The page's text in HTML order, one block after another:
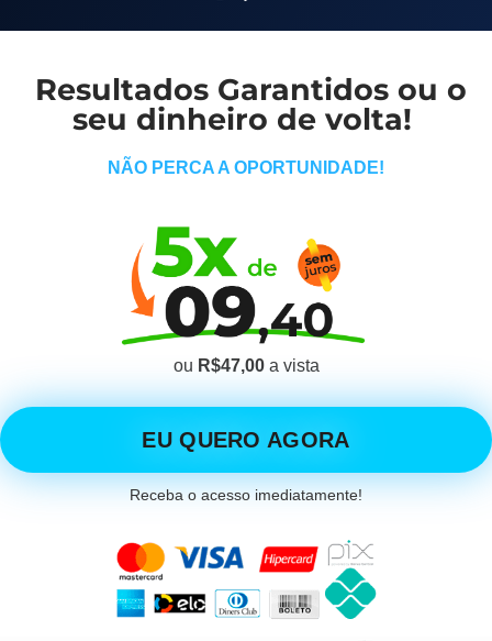
Resultados Garantidos ou o
seu dinheiro de volta!
NÃO PERCA A OPORTUNIDADE!
ou R$47,00a vista
EU QUERO AGORA
Receba o acesso imediatamente!